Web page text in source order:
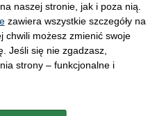
123drukuj
m
termiczny
naszej stronie, jak i poza nią.
zawiera wszystkie szczegóły na
chwili możesz zmienić swoje
Jeśli się nie zgadzasz,
strony – funkcjonalne i